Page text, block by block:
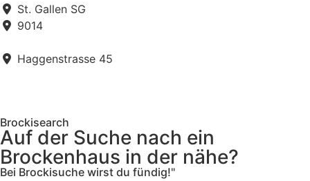
St. Gallen SG
9014
Haggenstrasse 45
Brockisearch
Auf der Suche nach ein
Brockenhaus in der nähe?
Bei Brockisuche wirst du fündig!"